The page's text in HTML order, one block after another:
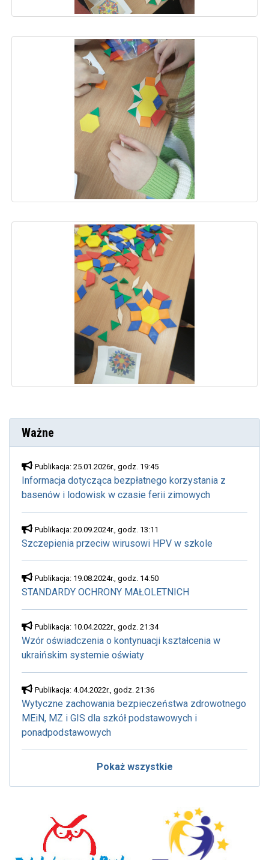
Ważne
Publikacja: 25.01.2026r., godz. 19:45
Informacja dotycząca bezpłatnego korzystania z
basenów i lodowisk w czasie ferii zimowych
Publikacja: 20.09.2024r., godz. 13:11
Szczepienia przeciw wirusowi HPV w szkole
Publikacja: 19.08.2024r., godz. 14:50
STANDARDY OCHRONY MAŁOLETNICH
Publikacja: 10.04.2022r., godz. 21:34
Wzór oświadczenia o kontynuacji kształcenia w
ukraińskim systemie oświaty
Publikacja: 4.04.2022r., godz. 21:36
Wytyczne zachowania bezpieczeństwa zdrowotnego
MEiN, MZ i GIS dla szkół podstawowych i
ponadpodstawowych
Pokaż wszystkie